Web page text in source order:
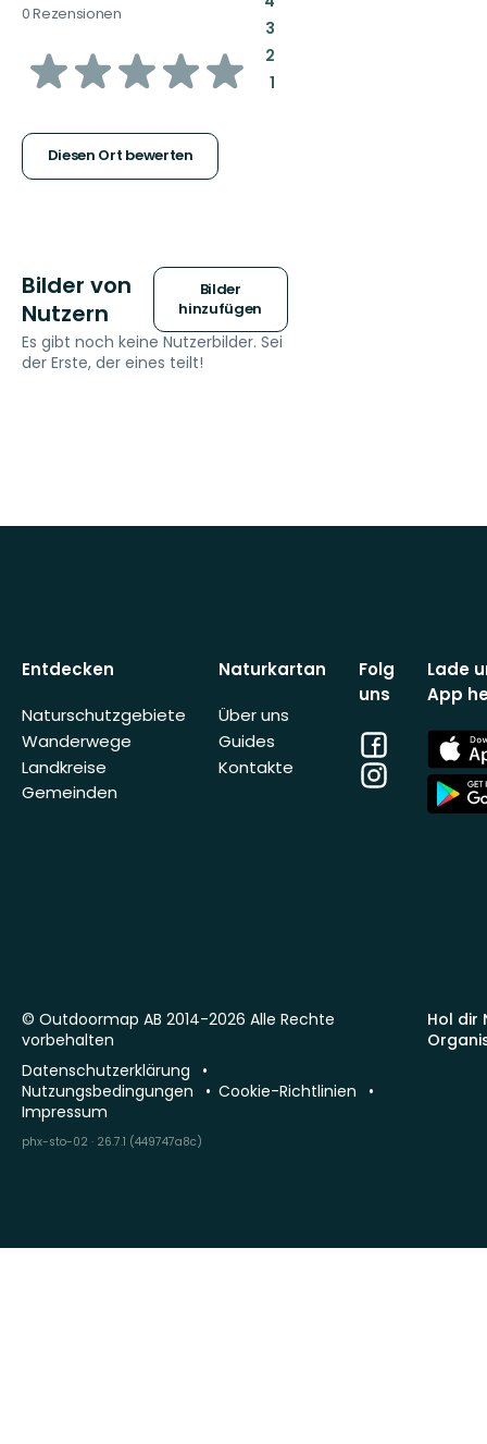
0 Rezensionen
von
Sternen
Diesen Ort bewerten
3:
2:
1:
Bilder von
Nutzern
Bilder
hinzufügen
Es gibt noch keine Nutzerbilder. Sei
der Erste, der eines teilt!
Entdecken
Naturschutzgebiete
Wanderwege
Landkreise
Gemeinden
Naturkartan
Über uns
Guides
Kontakte
Folg
uns
Facebook
Instagram
Lade
App
App
Store
App
Store
Hol dir
© Outdoormap AB 2014-2026 Alle Rechte
vorbehalten
Datenschutzerklärung
Nutzungsbedingungen
Cookie-Richtlinien
Impressum
phx-sto-02 · 26.7.1 (449747a8c)